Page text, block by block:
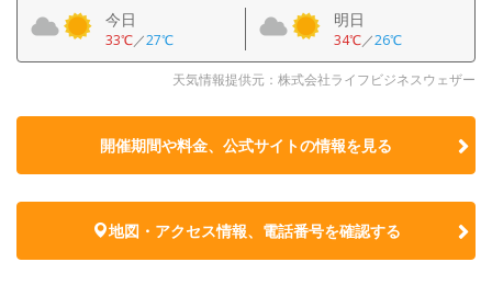
今日
33℃／27℃
明日
34℃／26℃
天気情報提供元：株式会社ライフビジネスウェザー
開催期間や料金、公式サイトの情報を見る
地図・アクセス情報、電話番号を確認する